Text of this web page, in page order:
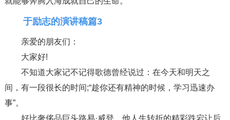
于励志的演讲稿篇3
亲爱的朋友们：
大家好!
不知道大家记不记得歌德曾经说过：在今天和明天之
间，有一段很长的时间;“趁你还有精神的时候，学习迅速办
事”。
好比奢侈品巨头路易·威登，他人生转折的精彩跌宕让后